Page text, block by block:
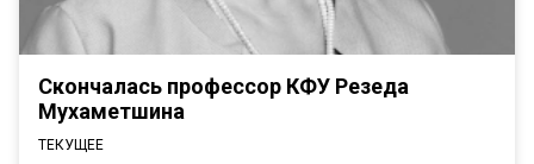
Скончалась профессор КФУ Резеда
Мухаметшина
ТЕКУЩЕЕ